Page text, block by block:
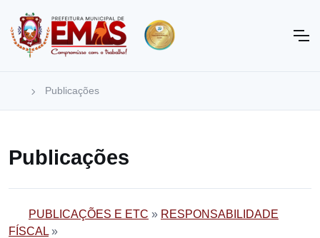
Publicações
Publicações
PUBLICAÇÕES E ETC » RESPONSABILIDADE
FÍSCAL »